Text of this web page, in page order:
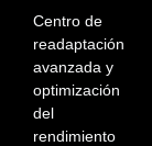
Centro de
readaptación
avanzada y
optimización
del
rendimiento